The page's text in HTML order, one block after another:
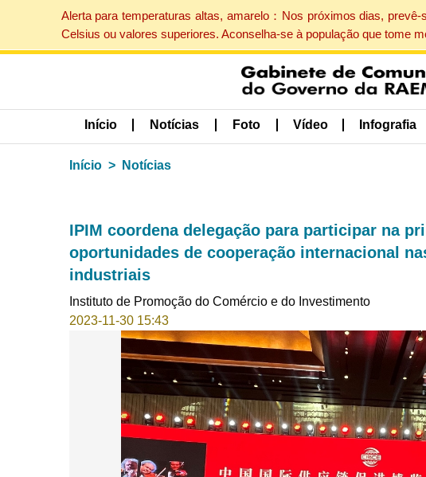
Alerta para temperaturas altas, amarelo：Nos próximos dias,
Celsius ou valores superiores. Aconselha-se à população que tome
Início Notícias Foto Vídeo Infografia
Início Notícias
IPIM coordena delegação para participar na
oportunidades de cooperação internacional
industriais
Instituto de Promoção do Comércio e do Investimento
2023-11-30 15:43